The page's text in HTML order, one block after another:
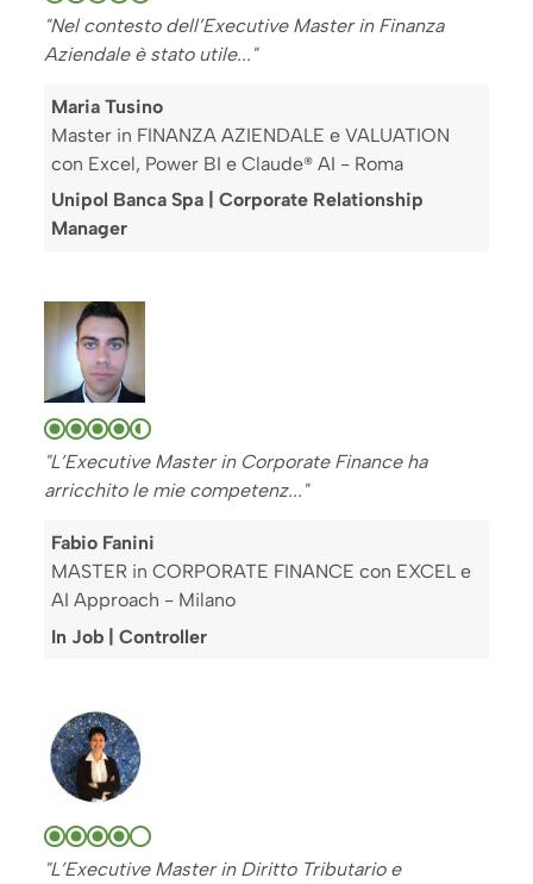
"Nel contesto dell’Executive Master in Finanza
Aziendale è stato utile..."
Maria Tusino
Master in FINANZA AZIENDALE e VALUATION
con Excel, Power BI e Claude® AI - Roma
Unipol Banca Spa | Corporate Relationship
Manager
"L’Executive Master in Corporate Finance ha
arricchito le mie competenz..."
Fabio Fanini
MASTER in CORPORATE FINANCE con EXCEL e
AI Approach - Milano
In Job | Controller
"L’Executive Master in Diritto Tributario e